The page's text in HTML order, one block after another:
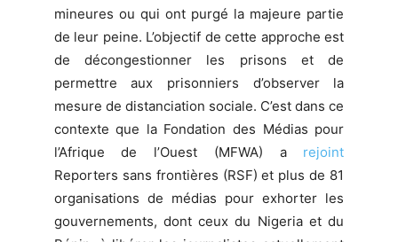
mineures ou qui ont purgé la majeure partie
de leur peine. L’objectif de cette approche est
de décongestionner les prisons et de
permettre aux prisonniers d’observer la
mesure de distanciation sociale. C’est dans ce
contexte que la Fondation des Médias pour
l’Afrique de l’Ouest (MFWA) a rejoint
Reporters sans frontières (RSF) et plus de 81
organisations de médias pour exhorter les
gouvernements, dont ceux du Nigeria et du